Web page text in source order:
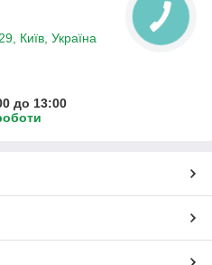
Київ, Україна
до 13:00